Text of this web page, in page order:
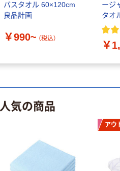
バスタオル 60×120cm
良品計画
￥990~ （税込）
ージ
タオ
せ1セ
￥
人気の商品
アウ